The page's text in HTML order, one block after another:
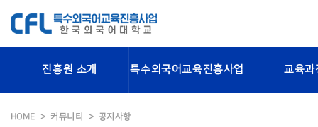
진흥원 소개 특수외국어교육진흥사업 교육과
HOME 커뮤니티 공지사항